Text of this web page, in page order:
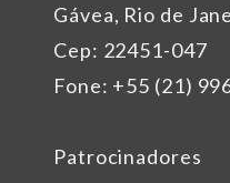
Gávea, Rio de
Cep: 22451-047
Fone: +55 (21)
Patrocinadores